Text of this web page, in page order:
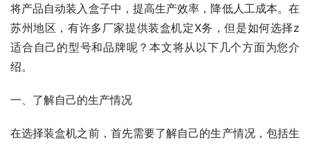
将产品自动装入盒子中，提高生产效率，降低人工成本。在
苏州地区，有许多厂家提供装盒机定X务，但是如何选择z
适合自己的型号和品牌呢？本文将从以下几个方面为您介
绍。
一、了解自己的生产情况
在选择装盒机之前，首先需要了解自己的生产情况，包括生